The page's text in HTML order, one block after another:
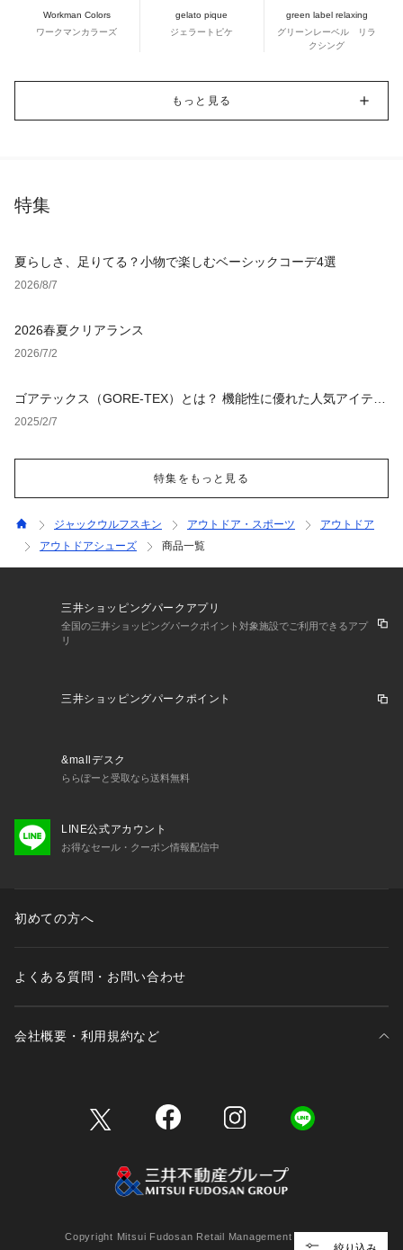
Workman Colors
ワークマンカラーズ
gelato pique
ジェラートピケ
green label relaxing
グリーンレーベル リラ
クシング
もっと見る
特集
夏らしさ、足りてる？小物で楽しむベーシックコーデ4選
2026/8/7
2026春夏クリアランス
2026/7/2
ゴアテックス（GORE-TEX）とは？ 機能性に優れた人気アイテム
をチェック！
2025/2/7
特集をもっと見る
ジャックウルフスキン アウトドア・スポーツ
アウトドア
アウトドアシューズ
商品一覧
三井ショッピングパークアプリ
全国の三井ショッピングパークポイント対象施設でご利用できるアプ
リ
三井ショッピングパークポイント
&mallデスク
ららぽーと受取なら送料無料
LINE公式アカウント
お得なセール・クーポン情報配信中
初めての方へ
よくある質問・お問い合わせ
会社概要・利用規約など
Copyright Mitsui Fudosan Retail Management Co., Ltd.